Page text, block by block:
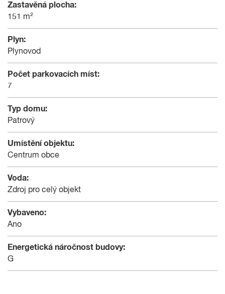
Zastavěná plocha:
151 m²
Plyn:
Plynovod
Počet parkovacích míst:
7
Typ domu:
Patrový
Umístění objektu:
Centrum obce
Voda:
Zdroj pro celý objekt
Vybaveno:
Ano
Energetická náročnost budovy:
G